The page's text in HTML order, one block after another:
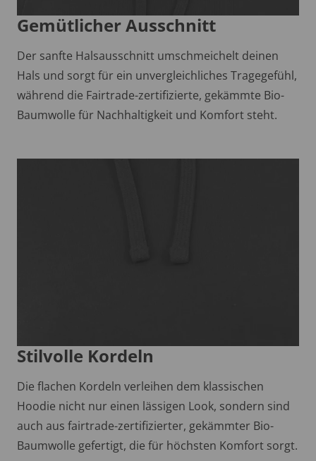
Gemütlicher Ausschnitt
Der sanfte Halsausschnitt umschmeichelt deinen
Hals und sorgt für ein unvergleichliches Tragegefühl,
während die Fairtrade-zertifizierte, gekämmte Bio-
Baumwolle für Nachhaltigkeit und Komfort steht.
Stilvolle Kordeln
Die flachen Kordeln verleihen dem klassischen
Hoodie nicht nur einen lässigen Look, sondern sind
auch aus fairtrade-zertifizierter, gekämmter Bio-
Baumwolle gefertigt, die für höchsten Komfort sorgt.